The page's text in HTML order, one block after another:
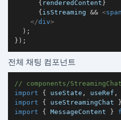
{ renderedContent}
{isStreaming && <span
</div>
) ;
} ) ;
전체 채팅 컴포넌트
// components/
import
{ useState , useRef ,
import
{ useStreamingChat }
import
{ MessageContent }